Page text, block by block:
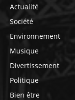
Actualité
Société
Environnement
Musique
Divertissement
Politique
Bien être